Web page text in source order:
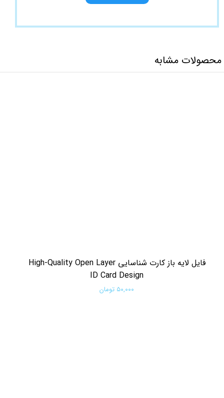
محصولات مشابه
فایل لایه باز کارت شناسایی High-Quality Open Layer
ID Card Design
۵۰,۰۰۰ تومان